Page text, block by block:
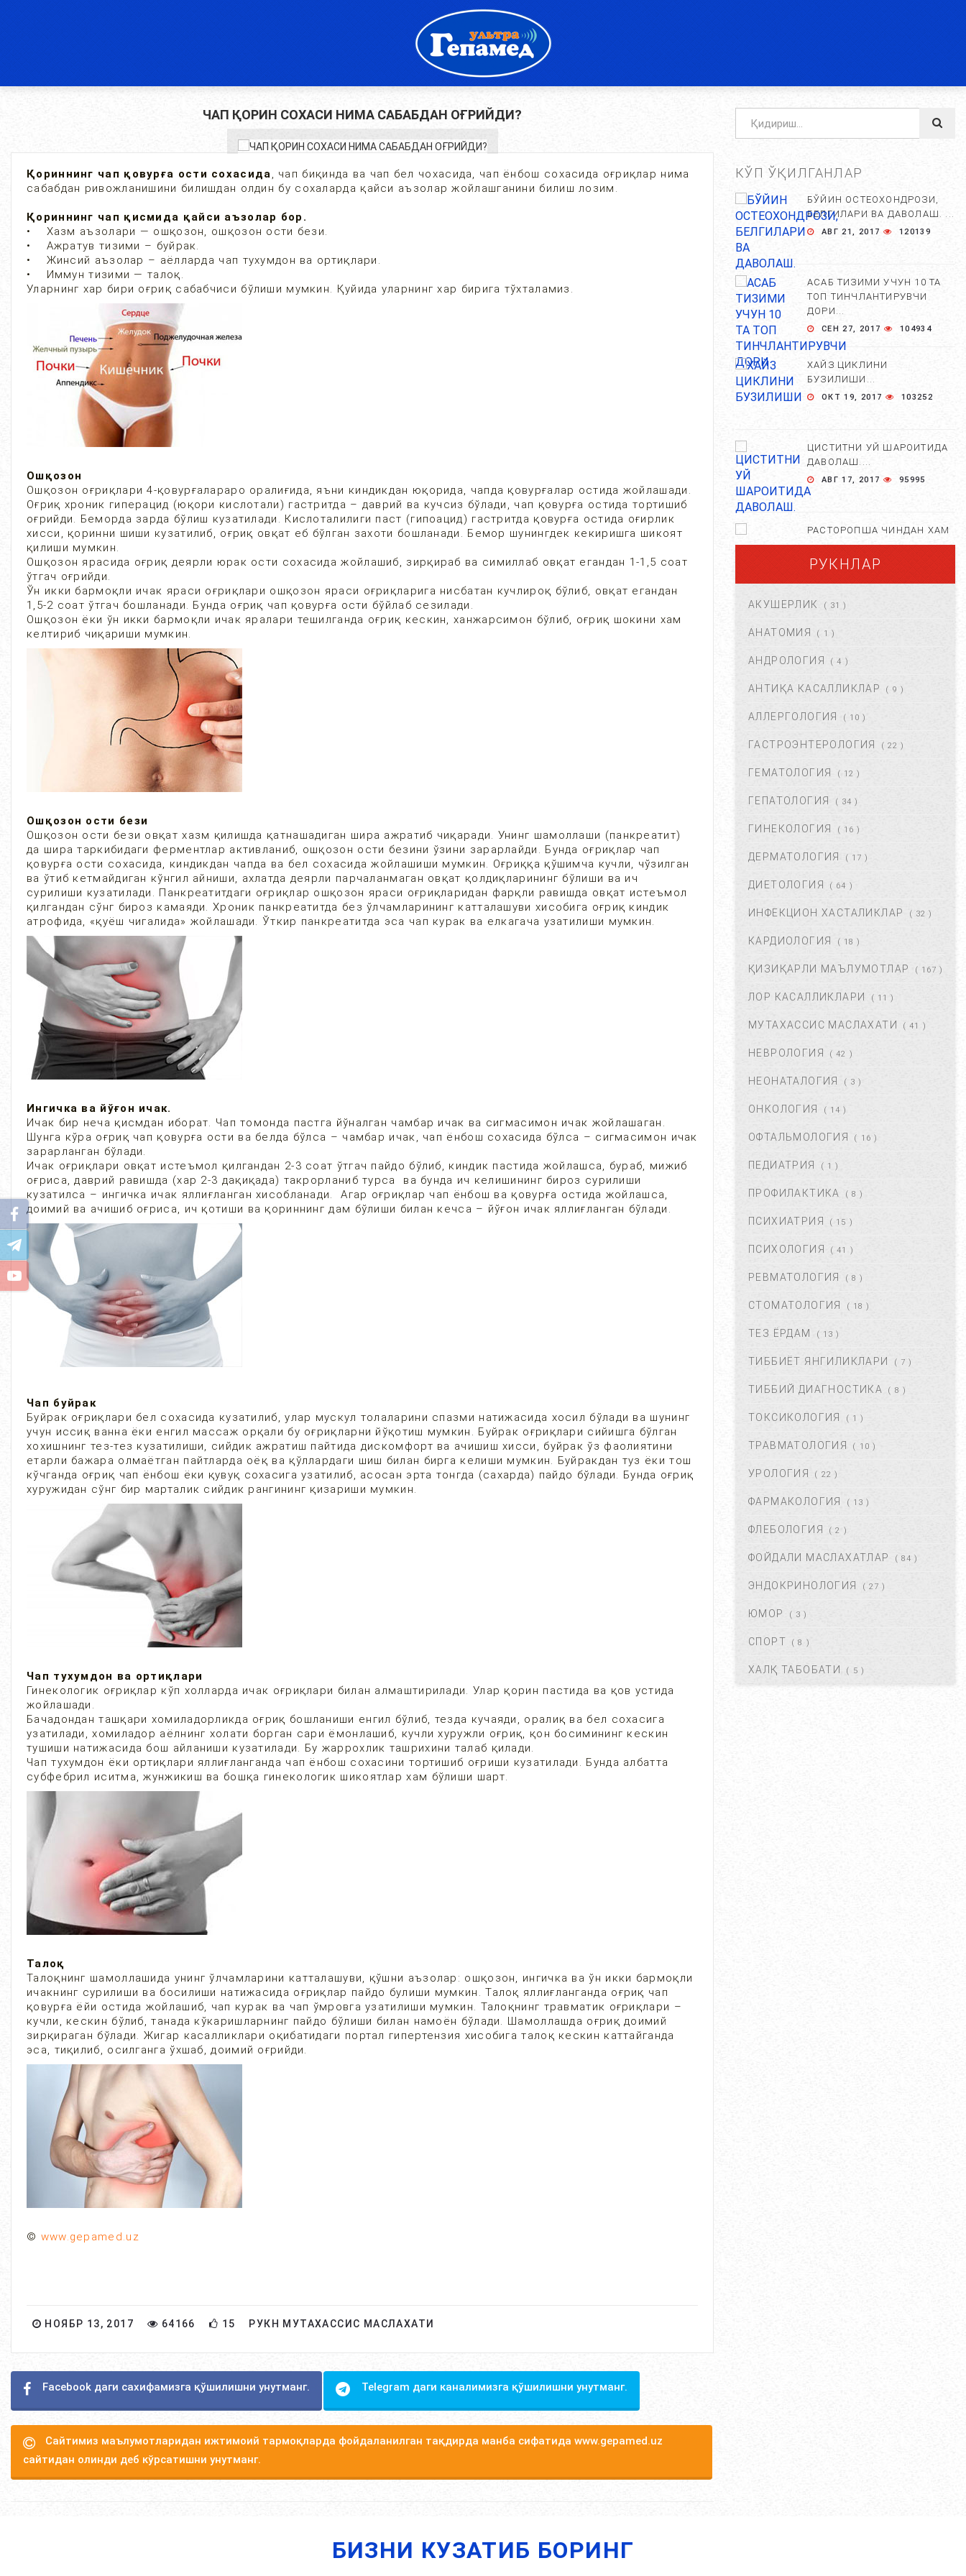
ЧАП ҚОРИН СОХАСИ НИМА САБАБДАН ОҒРИЙДИ?
Қориннинг чап қовурға ости сохасида, чап биқинда ва чап бел чохасида, чап ёнбош сохасида оғриқлар нима
сабабдан ривожланишини билишдан олдин бу сохаларда қайси аъзолар жойлашганини билиш лозим.
Қориннинг чап қисмида қайси аъзолар бор.
• Хазм аъзолари — ошқозон, ошқозон ости бези.
• Ажратув тизими – буйрак.
• Жинсий аъзолар – аёлларда чап тухумдон ва ортиқлари.
• Иммун тизими — талоқ.
Уларнинг хар бири оғриқ сабабчиси бўлиши мумкин. Қуйида уларнинг хар бирига тўхталамиз.
Ошқозон
Ошқозон оғриқлари 4-қовурғалараро оралиғида, яъни киндикдан юқорида, чапда қовурғалар остида жойлашади.
Оғриқ хроник гиперацид (юқори кислотали) гастритда – даврий ва кучсиз бўлади, чап қовурға остида тортишиб
оғрийди. Беморда зарда бўлиш кузатилади. Кислоталилиги паст (гипоацид) гастритда қовурға остида оғирлик
хисси, қоринни шиши кузатилиб, оғриқ овқат еб бўлган захоти бошланади. Бемор шунингдек кекиришга шикоят
қилиши мумкин.
Ошқозон ярасида оғриқ деярли юрак ости сохасида жойлашиб, зирқираб ва симиллаб овқат егандан 1-1,5 соат
ўтгач оғрийди.
Ўн икки бармоқли ичак яраси оғриқлари ошқозон яраси оғриқларига нисбатан кучлироқ бўлиб, овқат егандан
1,5-2 соат ўтгач бошланади. Бунда оғриқ чап қовурға ости бўйлаб сезилади.
Ошқозон ёки ўн икки бармоқли ичак яралари тешилганда оғриқ кескин, ханжарсимон бўлиб, оғриқ шокини хам
келтириб чиқариши мумкин.
Ошқозон ости бези
Ошқозон ости бези овқат хазм қилишда қатнашадиган шира ажратиб чиқаради. Унинг шамоллаши (панкреатит)
да шира таркибидаги ферментлар активланиб, ошқозон ости безини ўзини зарарлайди. Бунда оғриқлар чап
қовурға ости сохасида, киндикдан чапда ва бел сохасида жойлашиши мумкин. Оғриққа қўшимча кучли, чўзилган
ва ўтиб кетмайдиган кўнгил айниши, ахлатда деярли парчаланмаган овқат қолдиқларининг бўлиши ва ич
сурилиши кузатилади. Панкреатитдаги оғриқлар ошқозон яраси оғриқларидан фарқли равишда овқат истеъмол
қилгандан сўнг бироз камаяди. Хроник панкреатитда без ўлчамларининг катталашуви хисобига оғриқ киндик
атрофида, «қуёш чигалида» жойлашади. Ўткир панкреатитда эса чап курак ва елкагача узатилиши мумкин.
Ингичка ва йўғон ичак.
Ичак бир неча қисмдан иборат. Чап томонда пастга йўналган чамбар ичак ва сигмасимон ичак жойлашаган.
Шунга кўра оғриқ чап қовурға ости ва белда бўлса – чамбар ичак, чап ёнбош сохасида бўлса – сигмасимон ичак
зарарланган бўлади.
Ичак оғриқлари овқат истеъмол қилгандан 2-3 соат ўтгач пайдо бўлиб, киндик пастида жойлашса, бураб, мижиб
оғриса, даврий равишда (хар 2-3 дақиқада) такрорланиб турса ва бунда ич келишининг бироз сурилиши
кузатилса – ингичка ичак яллиғланган хисобланади. Агар оғриқлар чап ёнбош ва қовурға остида жойлашса,
доимий ва ачишиб оғриса, ич қотиши ва қориннинг дам бўлиши билан кечса – йўғон ичак яллиғланган бўлади.
Чап буйрак
Буйрак оғриқлари бел сохасида кузатилиб, улар мускул толаларини спазми натижасида хосил бўлади ва шунинг
учун иссиқ ванна ёки енгил массаж орқали бу оғриқларни йўқотиш мумкин. Буйрак оғриқлари сийишга бўлган
хохишнинг тез-тез кузатилиши, сийдик ажратиш пайтида дискомфорт ва ачишиш хисси, буйрак ўз фаолиятини
етарли бажара олмаётган пайтларда оёқ ва қўллардаги шиш билан бирга келиши мумкин. Буйракдан туз ёки тош
кўчганда оғриқ чап ёнбош ёки қувуқ сохасига узатилиб, асосан эрта тонгда (сахарда) пайдо бўлади. Бунда оғриқ
хуружидан сўнг бир марталик сийдик рангининг қизариши мумкин.
Чап тухумдон ва ортиқлари
Гинекологик оғриқлар кўп холларда ичак оғриқлари билан алмаштирилади. Улар қорин пастида ва қов устида
жойлашади.
Бачадондан ташқари хомиладорликда оғриқ бошланиши енгил бўлиб, тезда кучаяди, оралиқ ва бел сохасига
узатилади, хомиладор аёлнинг холати борган сари ёмонлашиб, кучли хуружли оғриқ, қон босимининг кескин
тушиши натижасида бош айланиши кузатилади. Бу жаррохлик ташрихини талаб қилади.
Чап тухумдон ёки ортиқлари яллиғланганда чап ёнбош сохасини тортишиб оғриши кузатилади. Бунда албатта
субфебрил иситма, жунжикиш ва бошқа гинекологик шикоятлар хам бўлиши шарт.
Талоқ
Талоқнинг шамоллашида унинг ўлчамларини катталашуви, қўшни аъзолар: ошқозон, ингичка ва ўн икки бармоқли
ичакнинг сурилиши ва босилиши натижасида оғриқлар пайдо булиши мумкин. Талоқ яллиғланганда оғриқ чап
қовурға ёйи остида жойлашиб, чап курак ва чап ўмровга узатилиши мумкин. Талоқнинг травматик оғриқлари –
кучли, кескин бўлиб, танада кўкаришларнинг пайдо бўлиши билан намоён бўлади. Шамоллашда оғриқ доимий
зирқираган бўлади. Жигар касалликлари оқибатидаги портал гипертензия хисобига талоқ кескин каттайганда
эса, тиқилиб, осилганга ўхшаб, доимий оғрийди.
© www.gepamed.uz
НОЯБР 13, 2017 64166 15 РУКН МУТАХАССИС МАСЛАХАТИ
Facebook даги сахифамизга қўшилишни унутманг. Telegram даги каналимизга қўшилишни унутманг.
Сайтимиз маълумотларидан ижтимоий тармоқларда фойдаланилган тақдирда манба сифатида www.gepamed.uz
сайтидан олинди деб кўрсатишни унутманг.
КЎП ЎҚИЛГАНЛАР
БЎЙИН ОСТЕОХОНДРОЗИ,
БЕЛГИЛАРИ ВА ДАВОЛАШ. ...
АВГ 21, 2017 120139
АСАБ ТИЗИМИ УЧУН 10 ТА
ТОП ТИНЧЛАНТИРУВЧИ
ДОРИ...
СЕН 27, 2017 104934
ХАЙЗ ЦИКЛИНИ
БУЗИЛИШИ...
ОКТ 19, 2017 103252
ЦИСТИТНИ УЙ ШАРОИТИДА
ДАВОЛАШ....
АВГ 17, 2017 95995
РАСТОРОПША ЧИНДАН ХАМ
ФОЙДАЛИМИ?...
АПР 25, 2021
ХОМИЛА ЖИНСИНИ
АНИҚЛАШНИНГ
НОСТАНДАРТ УСУЛЛАРИ....
АВГ 22, 2017
ХОМИЛА МУДДАТИНИ
АНИҚЛАШНИНГ ҚАНДАЙ
УСУЛЛАР БОР?...
АВГ 22, 2017 77425
ЧАП ҚОРИН СОХАСИ НИМА
БОШ МИЯ САРАТОНИНИ
НОЯ 24, 2017
БОШ ОҒРИШИ. УНИНГ
ФЕВ 06, 2018 59817
ХОМИЛАДОРЛИКДА БОЛА
БЕЛГИЛАРИ ВА
АВГ 17, 2017
БЎЛДИ. НИМА ҚИЛМОҚ
ОКТ 01, 2017
НЕГА КАТТАЛАШАДИ?...
ПОЛИАРТРИТ. ТУРЛАРИ.
ДАВОЛАШ....
ЮЗГА АЛЛЕРГИЯ ТОШИШИ.
УНИНГ САБАБЛАРИ ВА
НОЯ 27, 2017
БАЧАДОН МИОМАСИ,
ДАВОЛАШ. ...
АПР 25, 2018
ҚОРИН ДАМ БЎЛИШИ
ҚУТУЛИШ ЙЎЛЛАРИ....
ИЮЛ 16, 2021
РУКНЛАР
АКУШЕРЛИК ( 31 )
АНАТОМИЯ ( 1 )
АНДРОЛОГИЯ ( 4 )
АНТИҚА КАСАЛЛИКЛАР ( 9 )
АЛЛЕРГОЛОГИЯ ( 10 )
ГАСТРОЭНТЕРОЛОГИЯ ( 22 )
ГЕМАТОЛОГИЯ ( 12 )
ГЕПАТОЛОГИЯ ( 34 )
ГИНЕКОЛОГИЯ ( 16 )
ДЕРМАТОЛОГИЯ ( 17 )
ДИЕТОЛОГИЯ ( 64 )
ИНФЕКЦИОН ХАСТАЛИКЛАР ( 32 )
КАРДИОЛОГИЯ ( 18 )
ҚИЗИҚАРЛИ МАЪЛУМОТЛАР ( 167 )
ЛОР КАСАЛЛИКЛАРИ ( 11 )
МУТАХАССИС МАСЛАХАТИ ( 41 )
НЕВРОЛОГИЯ ( 42 )
НЕОНАТАЛОГИЯ ( 3 )
ОНКОЛОГИЯ ( 14 )
ОФТАЛЬМОЛОГИЯ ( 16 )
ПЕДИАТРИЯ ( 1 )
ПРОФИЛАКТИКА ( 8 )
ПСИХИАТРИЯ ( 15 )
ПСИХОЛОГИЯ ( 41 )
РЕВМАТОЛОГИЯ ( 8 )
СТОМАТОЛОГИЯ ( 18 )
ТЕЗ ЁРДАМ ( 13 )
ТИББИЁТ ЯНГИЛИКЛАРИ ( 7 )
ТИББИЙ ДИАГНОСТИКА ( 8 )
ТОКСИКОЛОГИЯ ( 1 )
ТРАВМАТОЛОГИЯ ( 10 )
УРОЛОГИЯ ( 22 )
ФАРМАКОЛОГИЯ ( 13 )
ФЛЕБОЛОГИЯ ( 2 )
ФОЙДАЛИ МАСЛАХАТЛАР ( 84 )
ЭНДОКРИНОЛОГИЯ ( 27 )
ЮМОР ( 3 )
СПОРТ ( 8 )
ХАЛҚ ТАБОБАТИ ( 5 )
БИЗНИ КУЗАТИБ БОРИНГ